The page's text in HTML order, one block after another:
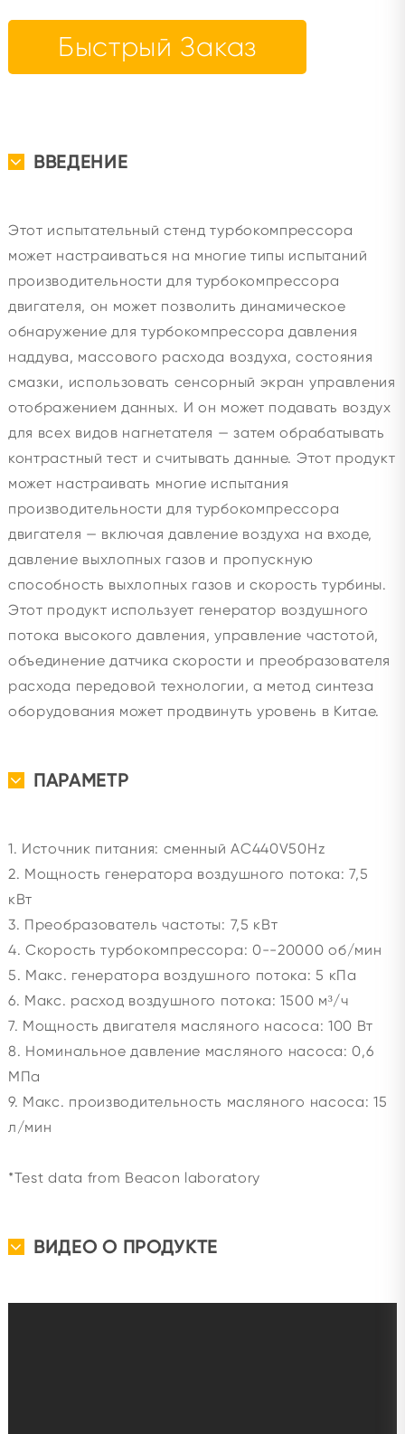
Быстрый Заказ
ВВЕДЕНИЕ
Этот испытательный стенд турбокомпрессора
может настраиваться на многие типы испытаний
производительности для турбокомпрессора
двигателя, он может позволить динамическое
обнаружение для турбокомпрессора давления
наддува, массового расхода воздуха, состояния
смазки, использовать сенсорный экран управления
отображением данных. И он может подавать воздух
для всех видов нагнетателя — затем обрабатывать
контрастный тест и считывать данные. Этот продукт
может настраивать многие испытания
производительности для турбокомпрессора
двигателя — включая давление воздуха на входе,
давление выхлопных газов и пропускную
способность выхлопных газов и скорость турбины.
Этот продукт использует генератор воздушного
потока высокого давления, управление частотой,
объединение датчика скорости и преобразователя
расхода передовой технологии, а метод синтеза
оборудования может продвинуть уровень в Китае.
ПАРАМЕТР
1. Источник питания: сменный AC440V50Hz
2. Мощность генератора воздушного потока: 7,5
кВт
3. Преобразователь частоты: 7,5 кВт
4. Скорость турбокомпрессора: 0--20000 об/мин
5. Макс. генератора воздушного потока: 5 кПа
6. Макс. расход воздушного потока: 1500 м³/ч
7. Мощность двигателя масляного насоса: 100 Вт
8. Номинальное давление масляного насоса: 0,6
МПа
9. Макс. производительность масляного насоса: 15
л/мин
*Test data from Beacon laboratory
ВИДЕО О ПРОДУКТЕ